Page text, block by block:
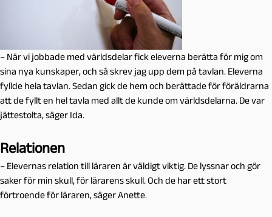
– När vi jobbade med världsdelar fick eleverna berätta för mig om
sina nya kunskaper, och så skrev jag upp dem på tavlan. Eleverna
fyllde hela tavlan. Sedan gick de hem och berättade för föräldrarna
att de fyllt en hel tavla med allt de kunde om världsdelarna. De var
jättestolta, säger Ida.
Relationen
– Elevernas relation till läraren är väldigt viktig. De lyssnar och gör
saker för min skull, för lärarens skull. Och de har ett stort
förtroende för läraren, säger Anette.